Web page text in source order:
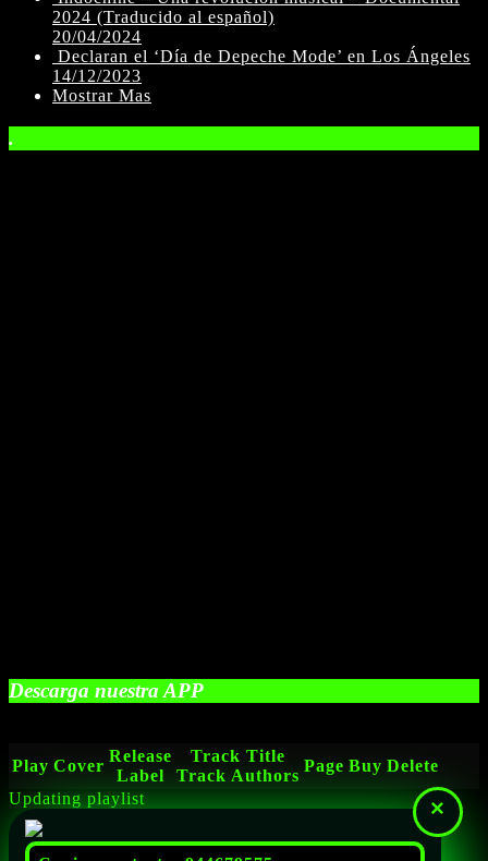
2024 (Traducido al español)
20/04/2024
Declaran el ‘Día de Depeche Mode’ en Los Ángeles
14/12/2023
Mostrar Mas
.
Descarga nuestra APP
Play Cover
Release
Label
Track Title
Track Authors
Page Buy Delete
Updating playlist
×